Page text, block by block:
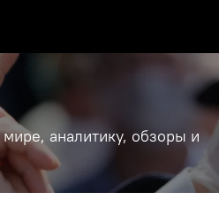
аналитику, обзоры и